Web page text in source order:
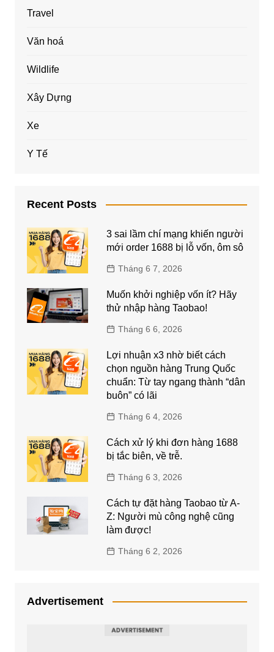
Travel
Văn hoá
Wildlife
Xây Dựng
Xe
Y Tế
Recent Posts
3 sai lầm chí mạng khiến người
mới order 1688 bị lỗ vốn, ôm sô
Tháng 6 7, 2026
Muốn khởi nghiệp vốn ít? Hãy
thử nhập hàng Taobao!
Tháng 6 6, 2026
Lợi nhuận x3 nhờ biết cách
chọn nguồn hàng Trung Quốc
chuẩn: Từ tay ngang thành “dân
buôn” có lãi
Tháng 6 4, 2026
Cách xử lý khi đơn hàng 1688
bị tắc biên, về trễ.
Tháng 6 3, 2026
Cách tự đặt hàng Taobao từ A-
Z: Người mù công nghệ cũng
làm được!
Tháng 6 2, 2026
Advertisement